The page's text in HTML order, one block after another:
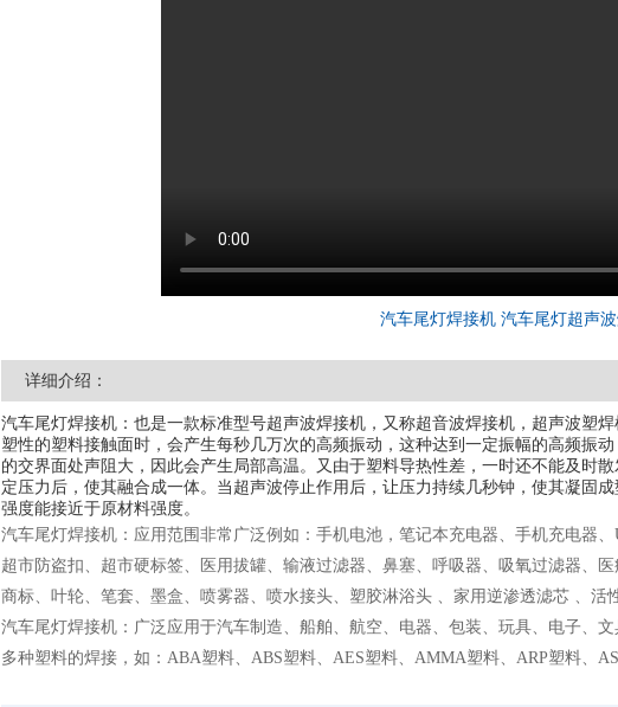
汽车尾灯焊接机 汽车尾灯超声
详细介绍：
汽车尾灯焊接机：也是一款标准型号超声波焊接机，又称超音波焊接机，超声波塑
塑性的塑料接触面时，会产生每秒几万次的高频振动，这种达到一定振幅的高频振
的交界面处声阻大，因此会产生局部高温。又由于塑料导热性差，一时还不能及时
定压力后，使其融合成一体。当超声波停止作用后，让压力持续几秒钟，使其凝固
强度能接近于原材料强度。
汽车尾灯焊接机： 应用范围非常广泛例如：手机电池，笔记本充电器、手机充电器
超市防盗扣、超市硬标签、医用拔罐、输液过滤器、鼻塞、呼吸器、吸氧过滤器、
商标、叶轮、笔套、墨盒、喷雾器、喷水接头、塑胶淋浴头 、家用逆渗透滤芯 、活
汽车尾灯焊接机： 广泛应用于汽车制造、船舶、航空、电器、包装、玩具、电子、
多种塑料的焊接，如：ABA塑料、ABS塑料、AES塑料、AMMA塑料、ARP塑料、AS